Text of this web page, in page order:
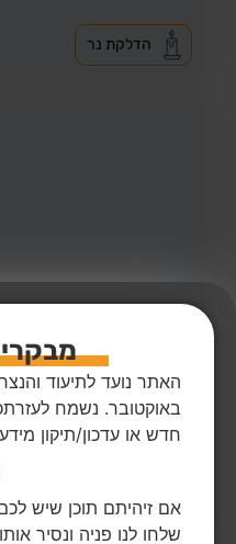
הדלקת נר
44
מור
מקום
הדלקת נר
האתר נועד לתיעוד
באוקטובר. נשמח
חדש או עדכון/תיקון
אם זיהיתם תוכן שיש לכם
שלחו לנו פניה ונסיר